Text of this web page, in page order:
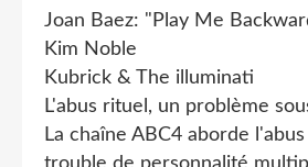
Joan Baez: "Play Me
Kim Noble
Kubrick & The illuminati
L'abus rituel, un problème
La chaîne ABC4 aborde